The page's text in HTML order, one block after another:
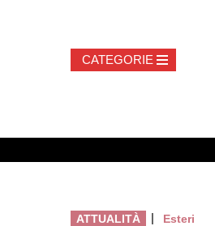
ATTUALITÀ | Esteri